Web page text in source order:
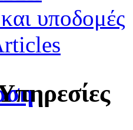
υποδομές